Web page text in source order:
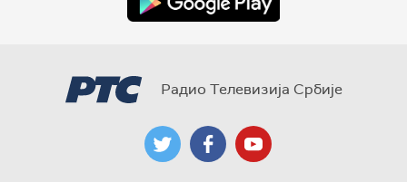
Радио Телевизија Србије